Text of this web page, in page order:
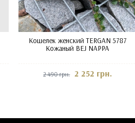
Кошелек женский TERGAN 5787
Кожаный BEJ NAPPA
2 490 грн. 2 252 грн.